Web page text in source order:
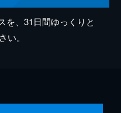
を、31日間ゆっくりと
い。